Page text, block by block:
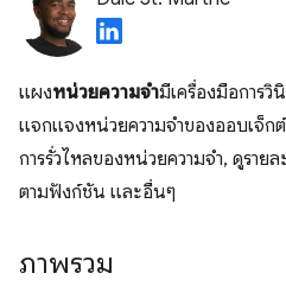
แผงหน่วยความจํามีเครื่องมือการ
แจกแจงหน่วยความจําของออบเจ็
การรั่วไหลของหน่วยความจํา, ดูราย
ตามฟังก์ชัน และอื่นๆ
ภาพรวม